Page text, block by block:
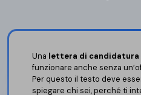
Una lettera di candidatura
funzionare anche senza
Per questo il testo deve
spiegare chi sei, perché ti